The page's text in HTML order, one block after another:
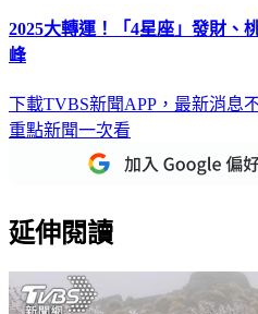
2025大轉運！「4星座」發財
峰
下載TVBS新聞APP，最新消息
重點新聞一次看
延伸閱讀